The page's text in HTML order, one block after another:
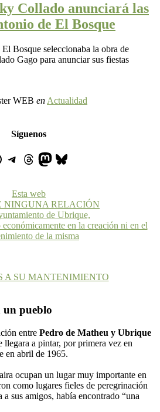
Collado anunciará las
de El Bosque
Bosque seleccionaba la obra de
Gago para anunciar sus fiestas
WEB en Actualidad
Síguenos
Esta web
NINGUNA RELACIÓN
de Ubrique,
en la creación ni en el
de la misma
A SU MANTENIMIENTO
pueblo
entre Pedro de Matheu y Ubrique
llegara a pintar, por primera vez en
en abril de 1965.
ocupan un lugar muy importante en
como lugares fieles de peregrinación
sus amigos, había encontrado “una